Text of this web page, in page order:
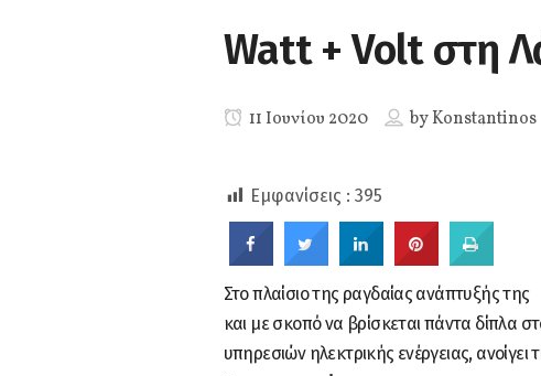
Watt + Volt στη
11 Ιουνίου 2020 byKonstantinos
Εμφανίσεις : 395
Στο πλαίσιο της ραγδαίας ανάπτυξής της
και με σκοπό να βρίσκεται πάντα δίπλα
υπηρεσιών ηλεκτρικής ενέργειας, ανοίγει